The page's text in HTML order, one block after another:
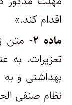
اقدام کند.»
ماده ۲-
نظام صنفی